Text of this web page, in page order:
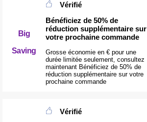
Big
Saving
Vérifié
Bénéficiez de 50% de
réduction supplémentaire sur
votre prochaine commande
Grosse économie en € pour une
durée limitée seulement, consultez
maintenant Bénéficiez de 50% de
réduction supplémentaire sur votre
prochaine commande
Vérifié